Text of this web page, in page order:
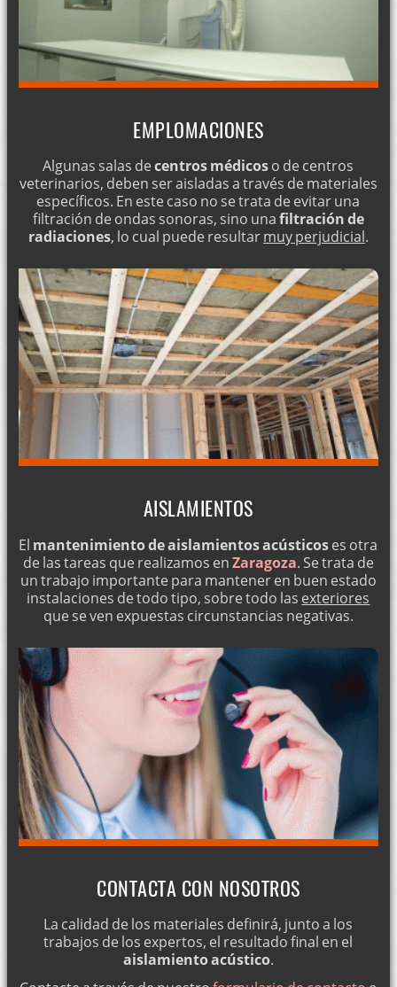
EMPLOMACIONES
Algunas salas decentros médicoso de centros
veterinarios, deben ser aisladas a través de materiales
específicos. En este caso no se trata de evitar una
filtración de ondas sonoras, sino unafiltración de
radiaciones, lo cual puede resultarmuy perjudicial.
AISLAMIENTOS
El mantenimiento de aislamientos acústicoses otra
de las tareas que realizamos enZaragoza. Se trata de
un trabajo importante para mantener en buen estado
instalaciones de todo tipo, sobre todo las exteriores
que se ven expuestas circunstancias negativas.
CONTACTA CON NOSOTROS
La calidad de los materiales definirá, junto a los
trabajos de los expertos, el resultado final en el
aislamiento acústico.